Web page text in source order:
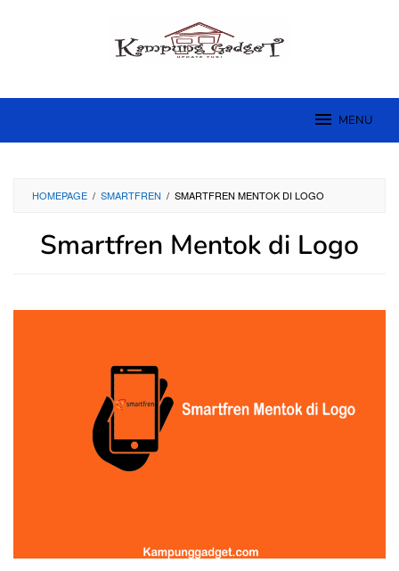
MENU
HOMEPAGE / SMARTFREN / SMARTFREN MENTOK DI LOGO
Smartfren Mentok di Logo